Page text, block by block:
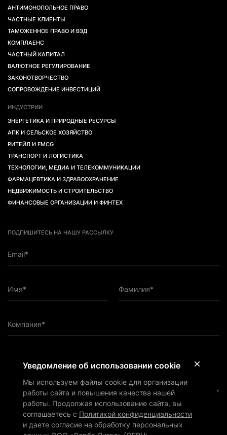
АНТИМОНОПОЛЬНОЕ ПРАВО
ЧАСТНЫЕ КЛИЕНТЫ
ТАМОЖЕННОЕ ПРАВО И ВЭД
КОМПЛАЕНС
ЧАСТНЫЙ КАПИТАЛ
ВАЛЮТНОЕ РЕГУЛИРОВАНИЕ
ЗАКОНОТВОРЧЕСТВО
СОПРОВОЖДЕНИЕ ИНВЕСТИЦИЙ
ИНДУСТРИИ
ЭНЕРГЕТИКА И ПРИРОДНЫЕ РЕСУРСЫ
АПК И СЕЛЬСКОЕ ХОЗЯЙСТВО
РИТЕЙЛ И FMCG
ТРАНСПОРТ И ЛОГИСТИКА
ТЕХНОЛОГИИ, МЕДИА И ТЕЛЕКОММУНИКАЦИИ
ФАРМАЦЕВТИКА И ЗДРАВООХРАНЕНИЕ
НЕДВИЖИМОСТЬ И СТРОИТЕЛЬСТВО
ФИНАНСОВЫЕ ОРГАНИЗАЦИИ И ФИНТЕХ
ПОДПИШИТЕСЬ НА НАШУ РАССЫЛКУ
Email*
Имя* Фамилия*
Компания*
Подтверждаю, что ознакомился сПолитикой
конфиденциальностии даю согласие на обработку персональных
данных ООО «Верба Лигал» (ОГРН: 1197746297528) в
соответствии с ней
Подтверждаю, что согласен на получение маркетинговых и иных
информационных материалов от ООО «Верба Лигал» (ОГРН:
Уведомление об использовании cookie
Мы используем файлы cookie для организации
работы сайта и повышения качества нашей
работы. Продолжая использование сайта, вы
соглашаетесь с Политикой конфиденциальности
и даете согласие на обработку персональных